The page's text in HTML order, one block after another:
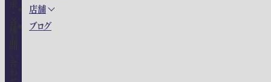
店舗
ブログ